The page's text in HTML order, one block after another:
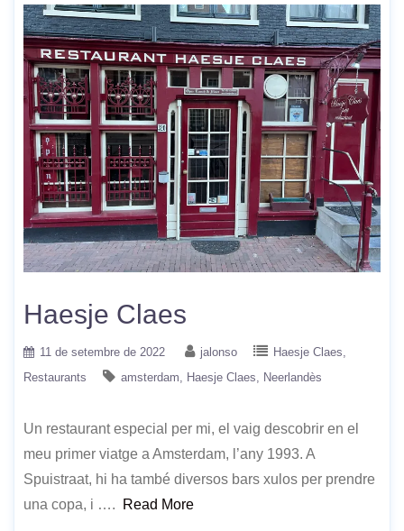
Haesje Claes
11 de setembre de 2022 jalonso
Haesje Claes
Restaurants
amsterdam Haesje Claes Neerlandès
Un restaurant especial per mi, el vaig descobrir en el
meu primer viatge a Amsterdam, l’any 1993. A
Spuistraat, hi ha també diversos bars xulos per prendre
una copa, i ….
Read More